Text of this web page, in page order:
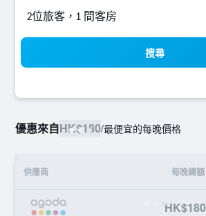
2位旅客，1 間客房
搜尋
優惠來自HK$180/最便宜的每晚價格
供應商 每晚總額
HK$180